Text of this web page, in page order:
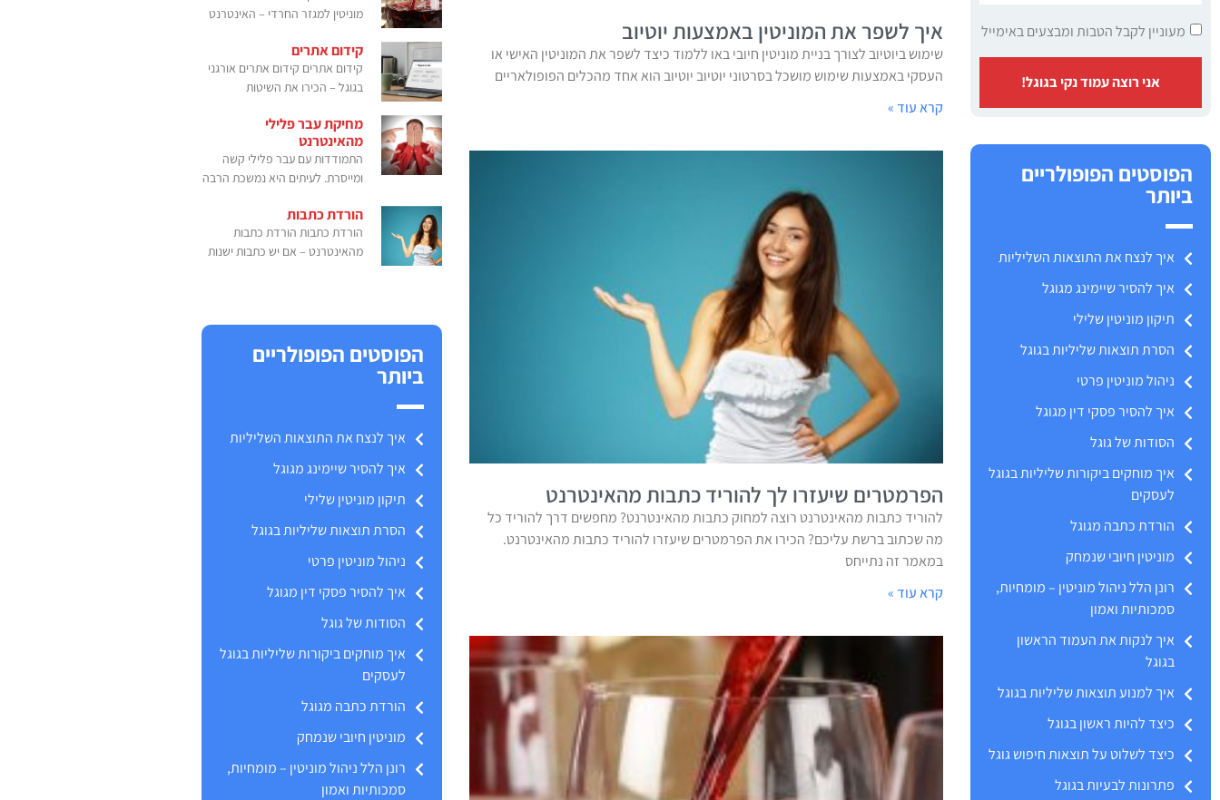
מעוניין לקבל הטבות ומבצעים באימייל
אני רוצה עמוד נקי בגוגל!
הפוסטים הפופולריים
ביותר
איך לנצח את התוצאות השליליות
איך להסיר שיימינג מגוגל
תיקון מוניטין שלילי
הסרת תוצאות שליליות בגוגל
ניהול מוניטין פרטי
איך להסיר פסקי דין מגוגל
הסודות של גוגל
איך מוחקים ביקורות שליליות בגוגל
לעסקים
הורדת כתבה מגוגל
מוניטין חיובי שנמחק
רונן הלל ניהול מוניטין – מומחיות,
סמכותיות ואמון
איך לנקות את העמוד הראשון
בגוגל
איך למנוע תוצאות שליליות בגוגל
כיצד להיות ראשון בגוגל
כיצד לשלוט על תוצאות חיפוש גוגל
פתרונות לבעיות בגוגל
איך לשפר את המוניטין באמצעות יוטיוב
שימוש ביוטיוב לצורך בניית מוניטין חיובי באו ללמוד כיצד לשפר את המוניטין האישי או
העסקי באמצעות שימוש מושכל בסרטוני יוטיוב יוטיוב הוא אחד מהכלים הפופולאריים
קרא עוד »
הפרמטרים שיעזרו לך להוריד כתבות מהאינטרנט
להוריד כתבות מהאינטרנט רוצה למחוק כתבות מהאינטרנט? מחפשים דרך להוריד כל
מה שכתוב ברשת עליכם? הכירו את הפרמטרים שיעזרו להוריד כתבות מהאינטרנט.
במאמר זה נתייחס
קרא עוד »
מוניטין למגזר החרדי – האינטרנט
קידום אתרים
קידום אתרים קידום אתרים אורגני
בגוגל – הכירו את השיטות
מחיקת עבר פלילי
מהאינטרנט
התמודדות עם עבר פלילי קשה
ומייסרת. לעיתים היא נמשכת הרבה
הורדת כתבות
הורדת כתבות הורדת כתבות
מהאינטרנט – אם יש כתבות ישנות
הפוסטים הפופולריים
ביותר
איך לנצח את התוצאות השליליות
איך להסיר שיימינג מגוגל
תיקון מוניטין שלילי
הסרת תוצאות שליליות בגוגל
ניהול מוניטין פרטי
איך להסיר פסקי דין מגוגל
הסודות של גוגל
איך מוחקים ביקורות שליליות בגוגל
לעסקים
הורדת כתבה מגוגל
מוניטין חיובי שנמחק
רונן הלל ניהול מוניטין – מומחיות,
סמכותיות ואמון